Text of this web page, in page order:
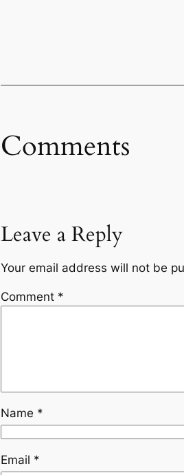
Comments
Leave a Reply
Your email address will not be
Comment *
Name *
Email *